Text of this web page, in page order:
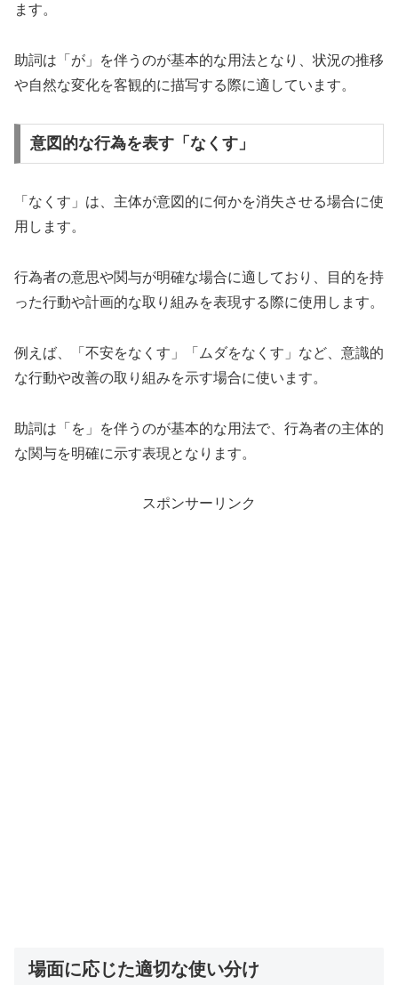
ます。
助詞は「が」を伴うのが基本的な用法となり、状況の推移
や自然な変化を客観的に描写する際に適しています。
意図的な行為を表す「なくす」
「なくす」は、主体が意図的に何かを消失させる場合に使
用します。
行為者の意思や関与が明確な場合に適しており、目的を持
った行動や計画的な取り組みを表現する際に使用します。
例えば、「不安をなくす」「ムダをなくす」など、意識的
な行動や改善の取り組みを示す場合に使います。
助詞は「を」を伴うのが基本的な用法で、行為者の主体的
な関与を明確に示す表現となります。
スポンサーリンク
場面に応じた適切な使い分け